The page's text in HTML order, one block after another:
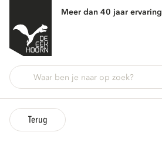
Meer dan 40 jaar ervaring
Terug